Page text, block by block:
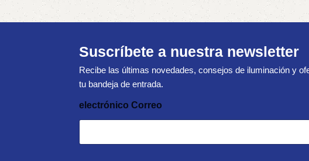
Suscríbete a nuestra newsletter
Recibe las últimas novedades, consejos de iluminación y
tu bandeja de entrada.
electrónico Correo